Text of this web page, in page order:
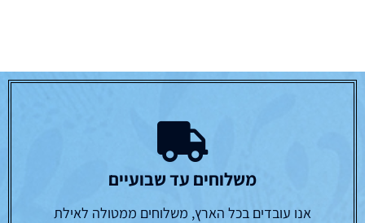
משלוחים עד שבועיים
אנו עובדים בכל הארץ, משלוחים ממטולה לאילת